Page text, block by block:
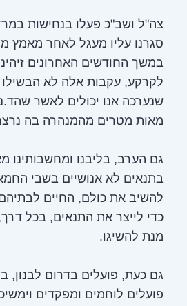
צה"ל ושב"כ פעלו בנחישות
סגרנו עליו מעגל לאחר מאמץ
במשך החודשים האחרונים
לקרקע, עקבות אלה לא הבשילו
שנערכה אנו יכולים לאשר
מאות מטרים מהמנהרה בה
גם הערב, בליבנו ומחשבותינו
בתנאים לא אנושיים בשבי
להשיב את כולם, החיים
כדי לייצר את התנאים, בכל
מנת להשיגו.
גם כעת, פועלים בדרום לבנון,
פועלים לוחמים ומפקדים